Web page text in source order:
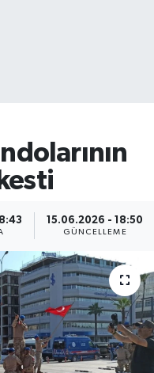
15.06.2026 - 18:50
GÜNCELLEME